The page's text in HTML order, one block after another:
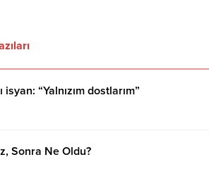
“Yalnızım dostlarım”
Sonra Ne Oldu?